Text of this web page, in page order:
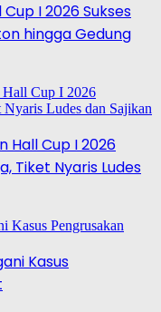
I 2026 Sukses
hingga Gedung
Hall Cup I 2026
Tiket Nyaris Ludes
Kasus